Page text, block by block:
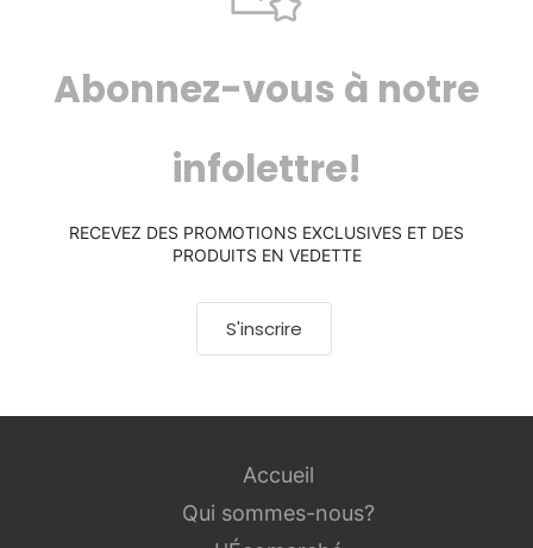
Abonnez-vous à notre
infolettre!
RECEVEZ DES PROMOTIONS EXCLUSIVES ET DES
PRODUITS EN VEDETTE
S'inscrire
Accueil
Qui sommes-nous?